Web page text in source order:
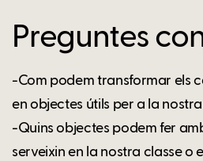
Preguntes
-Com podem transformar els
en objectes útils per a la
-Quins objectes podem fer
serveixin en la nostra classe o